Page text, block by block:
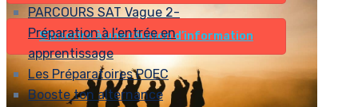
PARCOURS SAT Vague 2-
Préparation à l’entrée en
apprentissage
Les Préparatoires POEC
Booste ton alternance
S’inscrire à une réunion d’information